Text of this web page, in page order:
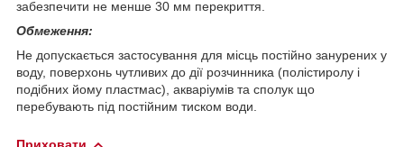
забезпечити не менше 30 мм перекриття.
Обмеження:
Не допускається застосування для місць постійно занурених у
воду, поверхонь чутливих до дії розчинника (полістиролу і
подібних йому пластмас), акваріумів та сполук що
перебувають під постійним тиском води.
Приховати